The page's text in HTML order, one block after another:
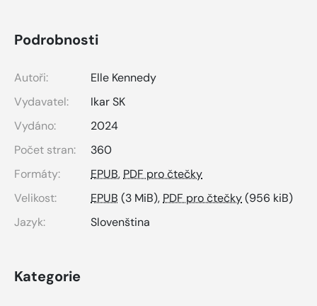
Podrobnosti
Autoři:
Elle Kennedy
Vydavatel:
Ikar SK
Vydáno:
2024
Počet stran:
360
Formáty:
EPUB, PDF pro čtečky
Velikost:
EPUB (3 MiB), PDF pro čtečky(956 kiB)
Jazyk:
Slovenština
Kategorie